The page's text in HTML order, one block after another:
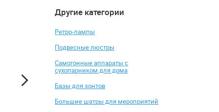
Другие категории
Ретро-лампы
Подвесные люстры
Самогонные аппараты с
сухопарником для дома
Базы для зонтов
Большие шатры для мероприятий